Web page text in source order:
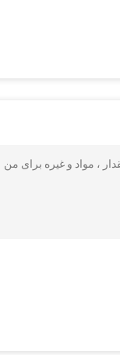
، اندازه ، مقدار ، مواد و غیره برای من